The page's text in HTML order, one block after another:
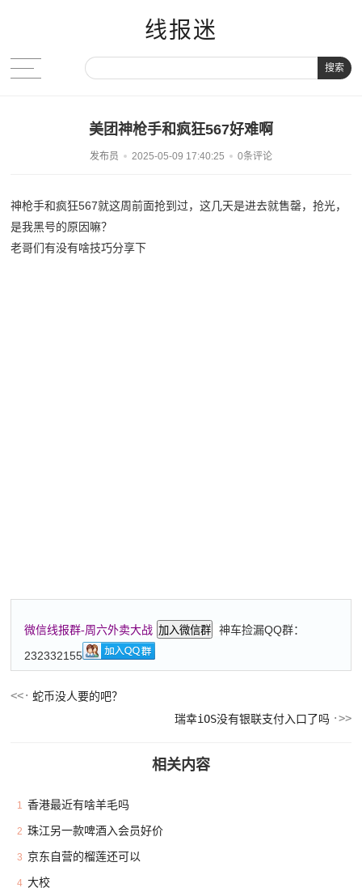
线报迷
搜索
美团神枪手和疯狂567好难啊
发布员 2025-05-09 17:40:25 0条评论
神枪手和疯狂567就这周前面抢到过，这几天是进去就售罄，抢光，
是我黑号的原因嘛？
老哥们有没有啥技巧分享下
微信线报群-周六外卖大战 加入微信群
神车捡漏QQ群：
232332155
蛇币没人要的吧？
瑞幸iOS没有银联支付入口了吗
相关内容
1 香港最近有啥羊毛吗
2 珠江另一款啤酒入会员好价
3 京东自营的榴莲还可以
4 大校